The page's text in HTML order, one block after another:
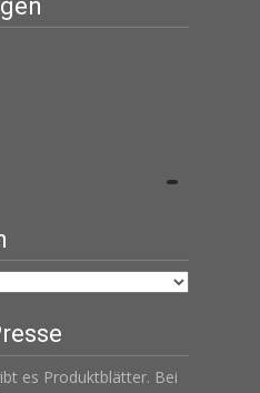
es Produktblätter. Bei